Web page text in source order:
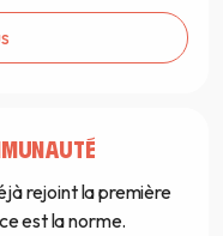
rejoint la première
est la norme.